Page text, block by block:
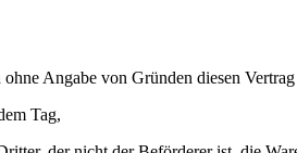
Angabe von Gründen diesen
Tag,